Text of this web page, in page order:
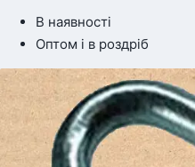
В наявності
Оптом і в роздріб